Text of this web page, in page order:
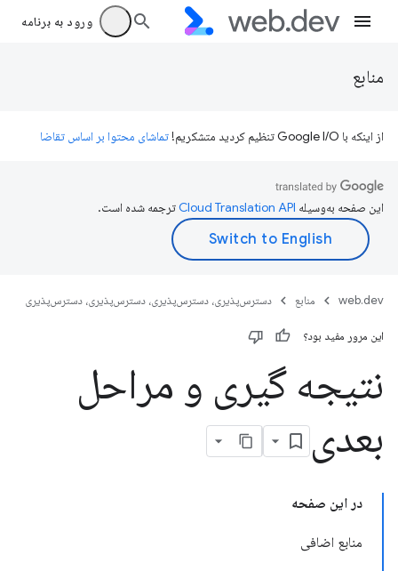
ورود به برنامه
منابع
از اینکه با Google I/O تنظیم کردید متشکریم! تماشای محتوا بر اساس تقاضا
این صفحه به‌وسیله ترجمه شده است.
web.dev منابع دسترس‌پذیری، دسترس‌پذیری، دسترس‌پذیری، دسترس‌پذیری
این مرور مفید بود؟
نتیجه گیری و مراحل
بعدی
در این صفحه
منابع اضافی